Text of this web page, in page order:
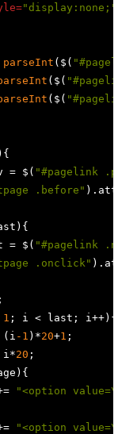
="display:none;"
parseInt ($(
($(
($( "#pagelink
= $( "#pagelink
.before" ).attr(
= $( "#pagelink
.onclick" ).attr(
1
(i -1 )*20+1
i*20
"<option value=\"/
"<option value=\"/